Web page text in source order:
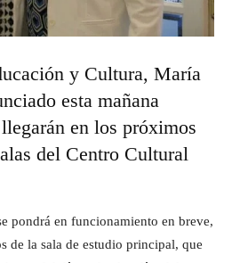
y Cultura, María
esta mañana
en los próximos
del Centro Cultural
pondrá en funcionamiento en breve,
de la sala de estudio principal, que